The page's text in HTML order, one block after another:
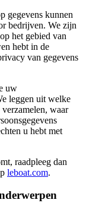
gegevens kunnen
bedrijven. We zijn
het gebied van
hebt in de
van gegevens
uw
leggen uit welke
waar
u hebt met
raadpleeg dan
leboat.com.